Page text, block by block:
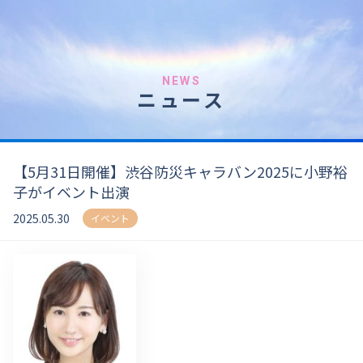
NEWS
ニュース
【5月31日開催】渋谷防災キャラバン2025に小野裕
子がイベント出演
2025.05.30 イベント